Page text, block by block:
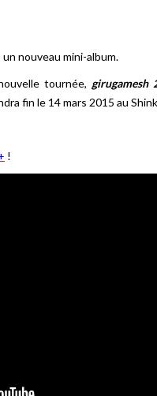
nouveau mini-album.
tournée, girugamesh
fin le 14 mars 2015 au
!